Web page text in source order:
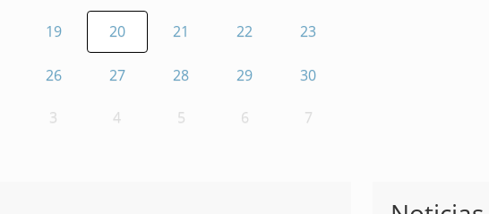
19 20 21 22 23
26 27 28 29 30
3 4 5 6 7